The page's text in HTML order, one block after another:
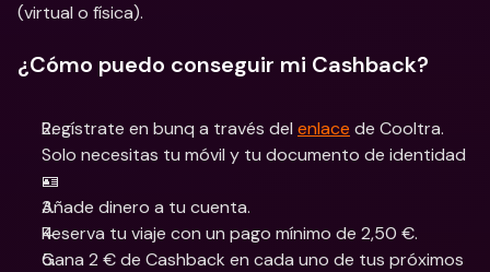
(virtual o física).
¿Cómo puedo conseguir mi Cashback?
Regístrate en bunq a través del enlace de Cooltra.
Solo necesitas tu móvil y tu documento de identidad
🪪
Añade dinero a tu cuenta.
Reserva tu viaje con un pago mínimo de 2,50 €.
Gana 2 € de Cashback en cada uno de tus próximos